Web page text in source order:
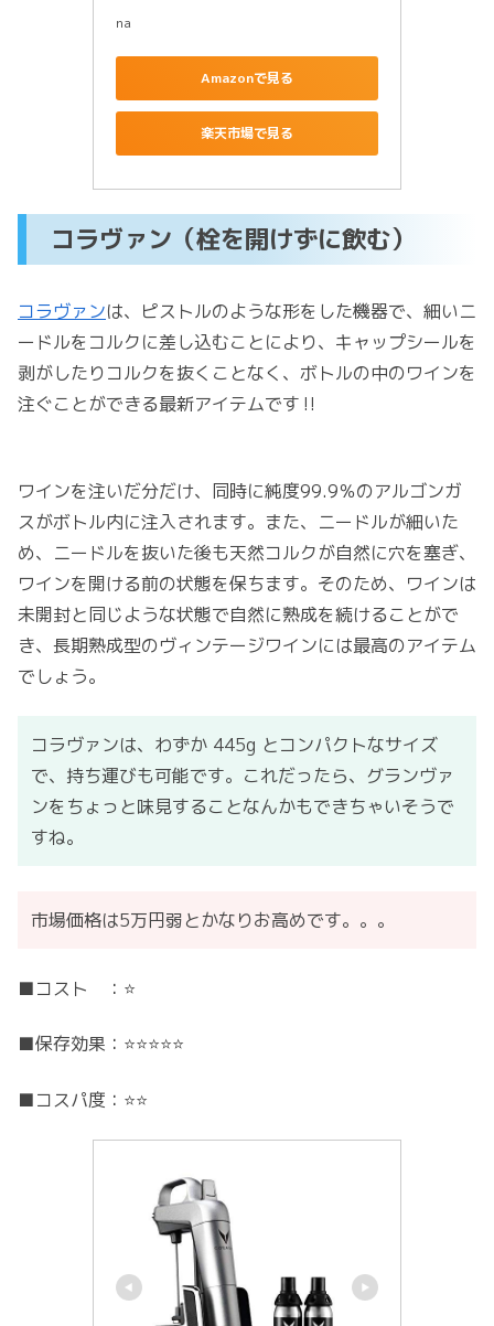
na
Amazonで見る
楽天市場で見る
コラヴァン（栓を開けずに飲む）
コラヴァンは、ピストルのような形をした機器で、細いニ
ードルをコルクに差し込むことにより、キャップシールを
剥がしたりコルクを抜くことなく、ボトルの中のワインを
注ぐことができる最新アイテムです‼️
ワインを注いだ分だけ、同時に純度99.9％のアルゴンガ
スがボトル内に注入されます。また、ニードルが細いた
め、ニードルを抜いた後も天然コルクが自然に穴を塞ぎ、
ワインを開ける前の状態を保ちます。そのため、ワインは
未開封と同じような状態で自然に熟成を続けることがで
き、長期熟成型のヴィンテージワインには最高のアイテム
でしょう。
コラヴァンは、わずか 445g とコンパクトなサイズ
で、持ち運びも可能です。これだったら、グランヴァ
ンをちょっと味見することなんかもできちゃいそうで
すね。
市場価格は5万円弱とかなりお高めです。。。
■コスト ：⭐️
■保存効果：⭐️⭐️⭐️⭐️⭐️
■コスパ度：⭐️⭐️